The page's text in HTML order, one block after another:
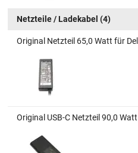
Netzteile / Ladekabel (4)
Original Netzteil 65,0 Watt für
Original USB-C Netzteil 90,0